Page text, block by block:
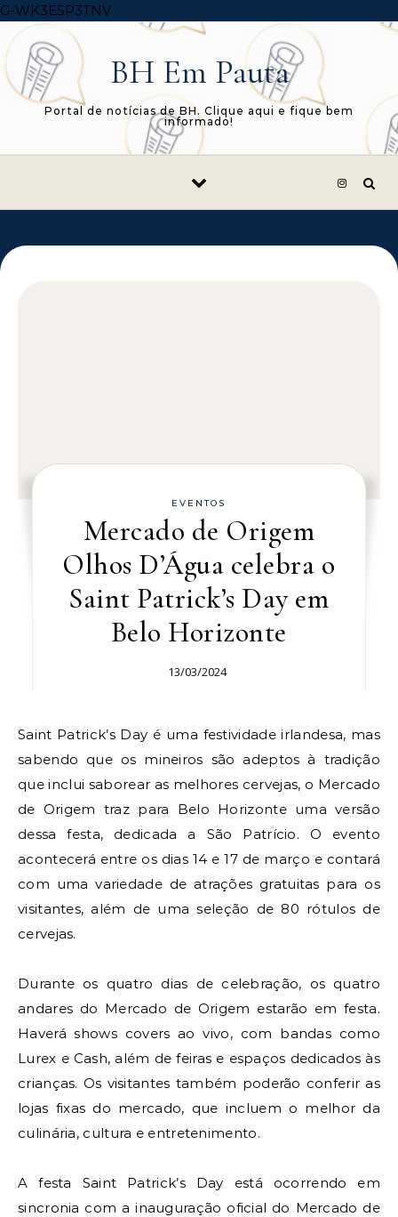
G-WK3E5P3TNVSkip to content
BH Em Pauta
Portal de notícias de BH. Clique aqui e fique bem
informado!
EVENTOS
Mercado de Origem
Olhos D’Água celebra o
Saint Patrick’s Day em
Belo Horizonte
13/03/2024
Saint Patrick’s Day é uma festividade irlandesa, mas
sabendo que os mineiros são adeptos à tradição
que inclui saborear as melhores cervejas, o Mercado
de Origem traz para Belo Horizonte uma versão
dessa festa, dedicada a São Patrício. O evento
acontecerá entre os dias 14 e 17 de março e contará
com uma variedade de atrações gratuitas para os
visitantes, além de uma seleção de 80 rótulos de
cervejas.
Durante os quatro dias de celebração, os quatro
andares do Mercado de Origem estarão em festa.
Haverá shows covers ao vivo, com bandas como
Lurex e Cash, além de feiras e espaços dedicados às
crianças. Os visitantes também poderão conferir as
lojas fixas do mercado, que incluem o melhor da
culinária, cultura e entretenimento.
A festa Saint Patrick’s Day está ocorrendo em
sincronia com a inauguração oficial do Mercado de